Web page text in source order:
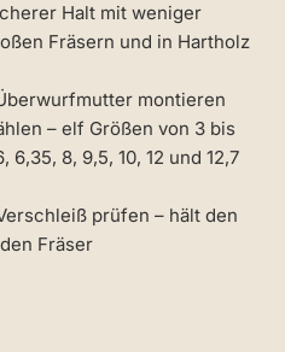
Halt mit weniger
Fräsern und in Hartholz
montieren
– elf Größen von 3 bis
6,35, 8, 9,5, 10, 12 und 12,7
prüfen – hält den
Fräser